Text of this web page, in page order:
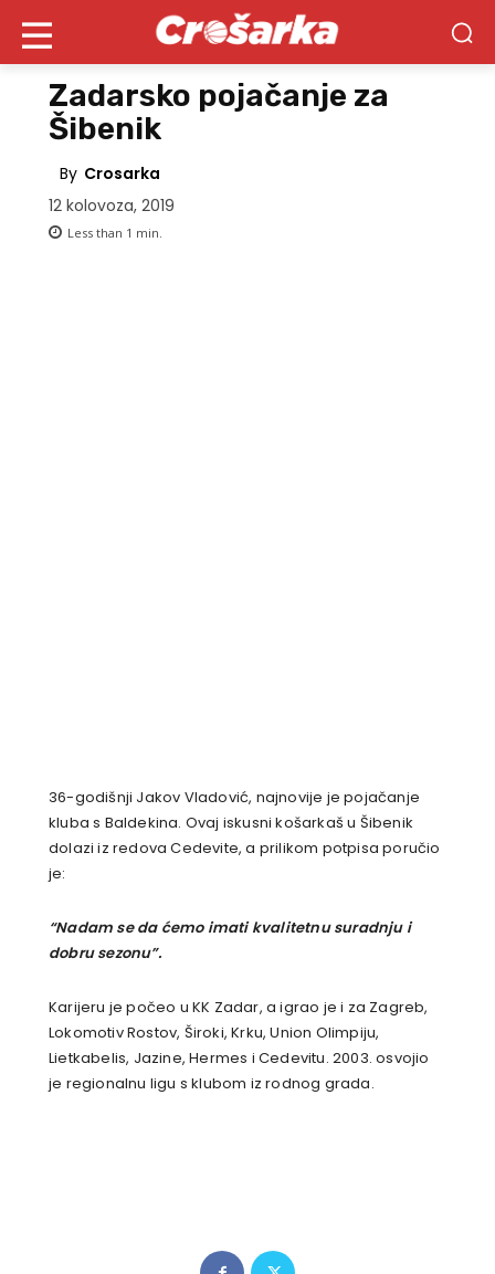
Zadarsko pojačanje za
Šibenik
By Crosarka
12 kolovoza, 2019
Less than 1 min.
36-godišnji Jakov Vladović, najnovije je pojačanje
kluba s Baldekina. Ovaj iskusni košarkaš u Šibenik
dolazi iz redova Cedevite, a prilikom potpisa poručio
je:
“Nadam se da ćemo imati kvalitetnu suradnju i
dobru sezonu”.
Karijeru je počeo u KK Zadar, a igrao je i za Zagreb,
Lokomotiv Rostov, Široki, Krku, Union Olimpiju,
Lietkabelis, Jazine, Hermes i Cedevitu. 2003. osvojio
je regionalnu ligu s klubom iz rodnog grada.